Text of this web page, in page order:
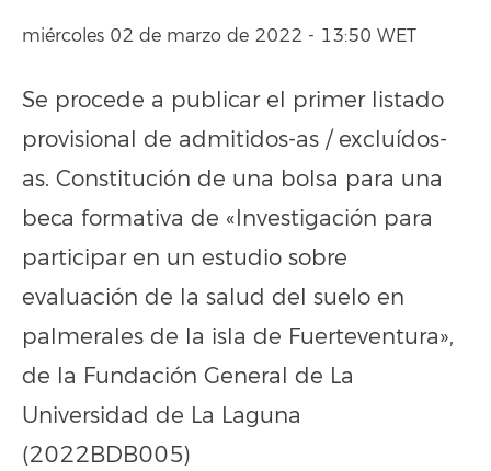
miércoles 02 de marzo de 2022 - 13:50 WET
Se procede a publicar el primer listado
provisional de admitidos-as / excluídos-
as. Constitución de una bolsa para una
beca formativa de «Investigación para
participar en un estudio sobre
evaluación de la salud del suelo en
palmerales de la isla de Fuerteventura»,
de la Fundación General de La
Universidad de La Laguna
(2022BDB005)